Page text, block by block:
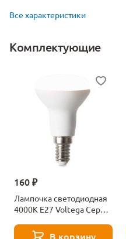
Все характеристики
Комплектующие
160 ₽
Лампочка светодиодная
4000К Е27 Voltega Серия
В корзину